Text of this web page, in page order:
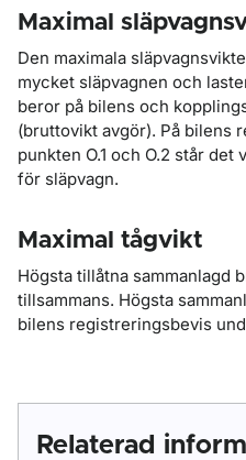
Maximal
Den maximala
mycket släpvagnen och
beror på bilens och
(bruttovikt avgör). På bilens
punkten O.1 och O.2 står
för släpvagn.
Maximal tågvikt
Högsta tillåtna sammanlagd
tillsammans. Högsta
bilens registreringsbevis
Relaterad